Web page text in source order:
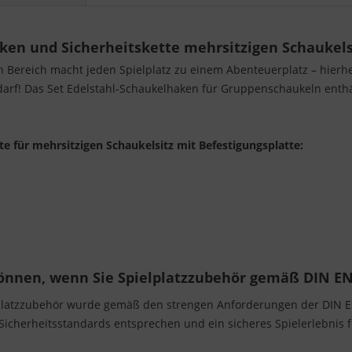
und Sicherheitskette mehrsitzigen
Bereich macht jeden Spielplatz zu einem Abenteuerplatz –
Das Set Edelstahl-Schaukelhaken für Gruppenschaukeln
für mehrsitzigen Schaukelsitz mit Befestigungsplatte:
wenn Sie Spielplatzzubehör gemäß DIN
wurde gemäß den strengen Anforderungen der DIN
entsprechen und ein sicheres Spielerlebnis